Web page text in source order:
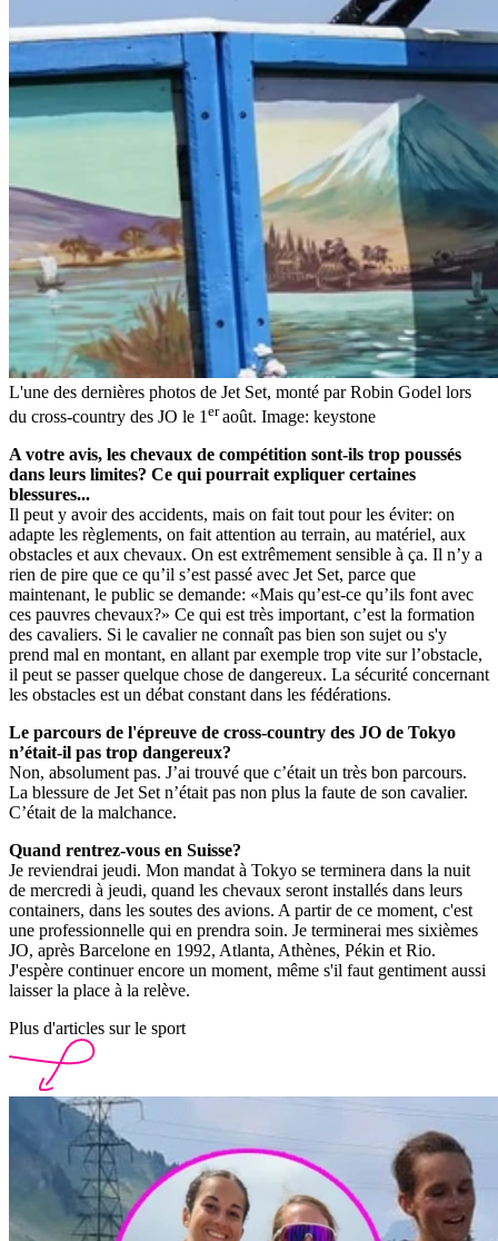
L'une des dernières photos de Jet Set, monté par Robin Godel lors
du cross-country des JO le 1 eraoût. Image: keystone
A votre avis, les chevaux de compétition sont-ils trop poussés
dans leurs limites? Ce qui pourrait expliquer certaines
blessures...
Il peut y avoir des accidents, mais on fait tout pour les éviter: on
adapte les règlements, on fait attention au terrain, au matériel, aux
obstacles et aux chevaux. On est extrêmement sensible à ça. Il n’y a
rien de pire que ce qu’il s’est passé avec Jet Set, parce que
maintenant, le public se demande: «Mais qu’est-ce qu’ils font avec
ces pauvres chevaux?» Ce qui est très important, c’est la formation
des cavaliers. Si le cavalier ne connaît pas bien son sujet ou s'y
prend mal en montant, en allant par exemple trop vite sur l’obstacle,
il peut se passer quelque chose de dangereux. La sécurité concernant
les obstacles est un débat constant dans les fédérations.
Le parcours de l'épreuve de cross-country des JO de Tokyo
n’était-il pas trop dangereux?
Non, absolument pas. J’ai trouvé que c’était un très bon parcours.
La blessure de Jet Set n’était pas non plus la faute de son cavalier.
C’était de la malchance.
Quand rentrez-vous en Suisse?
Je reviendrai jeudi. Mon mandat à Tokyo se terminera dans la nuit
de mercredi à jeudi, quand les chevaux seront installés dans leurs
containers, dans les soutes des avions. A partir de ce moment, c'est
une professionnelle qui en prendra soin. Je terminerai mes sixièmes
JO, après Barcelone en 1992, Atlanta, Athènes, Pékin et Rio.
J'espère continuer encore un moment, même s'il faut gentiment aussi
laisser la place à la relève.
Plus d'articles sur le sport